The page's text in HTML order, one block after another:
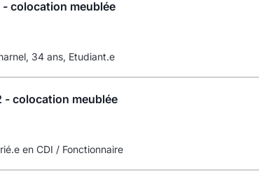
- colocation meublée
34 ans, Etudiant.e
- colocation meublée
en CDI / Fonctionnaire